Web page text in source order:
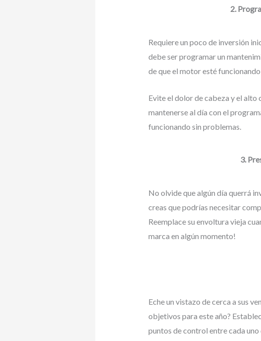
2.
Requiere un poco de inversión
debe ser programar un
de que el motor esté funcionando
Evite el dolor de cabeza y el alto
mantenerse al día con el
funcionando sin problemas.
3.
No olvide que algún día querrá
creas que podrías necesitar
Reemplace su envoltura vieja
marca en algún momento!
Eche un vistazo de cerca a sus
objetivos para este año?
puntos de control entre cada